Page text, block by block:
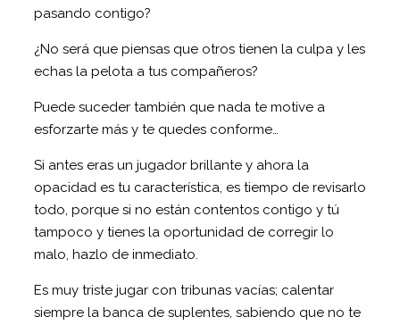
pasando contigo?
¿No será que piensas que otros tienen la culpa y les
echas la pelota a tus compañeros?
Puede suceder también que nada te motive a
esforzarte más y te quedes conforme…
Si antes eras un jugador brillante y ahora la
opacidad es tu característica, es tiempo de revisarlo
todo, porque si no están contentos contigo y tú
tampoco y tienes la oportunidad de corregir lo
malo, hazlo de inmediato.
Es muy triste jugar con tribunas vacías; calentar
siempre la banca de suplentes, sabiendo que no te